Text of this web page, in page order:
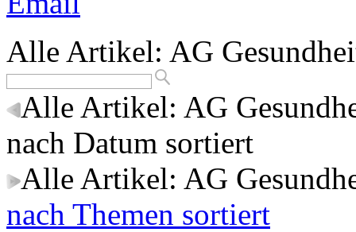
Alle Artikel: AG
Alle Artikel: AG
nach Datum sortiert
Alle Artikel: AG
nach Themen sortiert